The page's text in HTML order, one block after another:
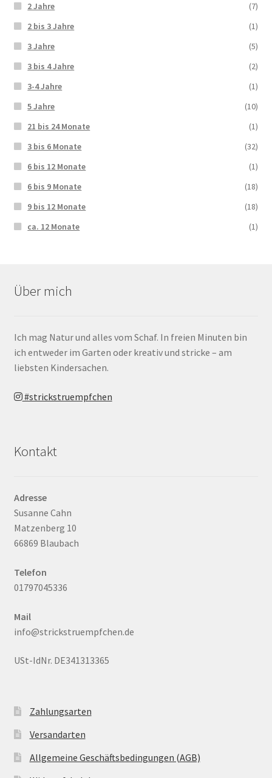
2 Jahre
(7)
2 bis 3 Jahre
(1)
3 Jahre
(5)
3 bis 4 Jahre
(2)
3-4 Jahre
(1)
5 Jahre
(10)
21 bis 24 Monate
(1)
3 bis 6 Monate
(32)
6 bis 12 Monate
(1)
6 bis 9 Monate
(18)
9 bis 12 Monate
(18)
ca. 12 Monate
(1)
Über mich
Ich mag Natur und alles vom Schaf. In freien Minuten bin
ich entweder im Garten oder kreativ und stricke – am
liebsten Kindersachen.
#strickstruempfchen
Kontakt
Adresse
Susanne Cahn
Matzenberg 10
66869 Blaubach
Telefon
01797045336
Mail
info@strickstruempfchen.de
USt-IdNr. DE341313365
Zahlungsarten
Versandarten
Allgemeine Geschäftsbedingungen (AGB)